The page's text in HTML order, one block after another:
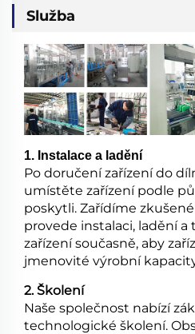
Služba
1. Instalace a ladění
Po doručení zařízení do
umístěte zařízení podle
poskytli. Zařídíme
provede instalaci, ladění a
zařízení současně, aby
jmenovité výrobní
2. Školení
Naše společnost nabízí
technologické školení.